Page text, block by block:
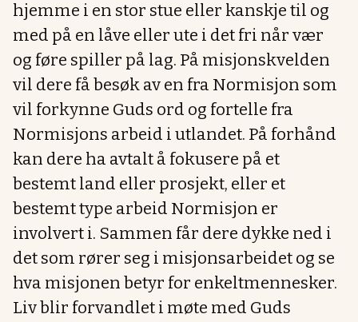
hjemme i en stor stue eller kanskje til og
med på en låve eller ute i det fri når vær
og føre spiller på lag. På misjonskvelden
vil dere få besøk av en fra Normisjon som
vil forkynne Guds ord og fortelle fra
Normisjons arbeid i utlandet. På forhånd
kan dere ha avtalt å fokusere på et
bestemt land eller prosjekt, eller et
bestemt type arbeid Normisjon er
involvert i. Sammen får dere dykke ned i
det som rører seg i misjonsarbeidet og se
hva misjonen betyr for enkeltmennesker.
Liv blir forvandlet i møte med Guds